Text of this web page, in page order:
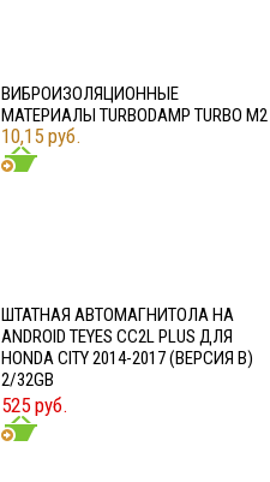
ВИБРОИЗОЛЯЦИОННЫЕ
МАТЕРИАЛЫ TURBODAMP TURBO M2
10,15 руб.
ШТАТНАЯ АВТОМАГНИТОЛА НА
ANDROID TEYES CC2L PLUS ДЛЯ
HONDA CITY 2014-2017 (ВЕРСИЯ B)
2/32GB
525 руб.